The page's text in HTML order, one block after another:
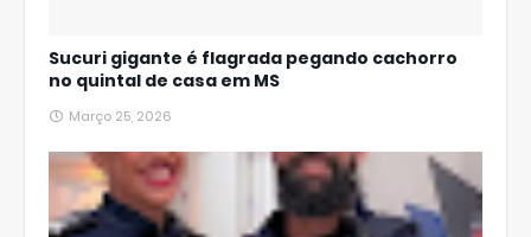
Sucuri gigante é flagrada pegando cachorro
no quintal de casa em MS
Março 25, 2026